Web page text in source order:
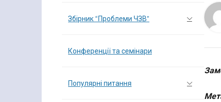
Збірник “Проблеми ЧЗВ”
Конференції та семінари
Популярні питання